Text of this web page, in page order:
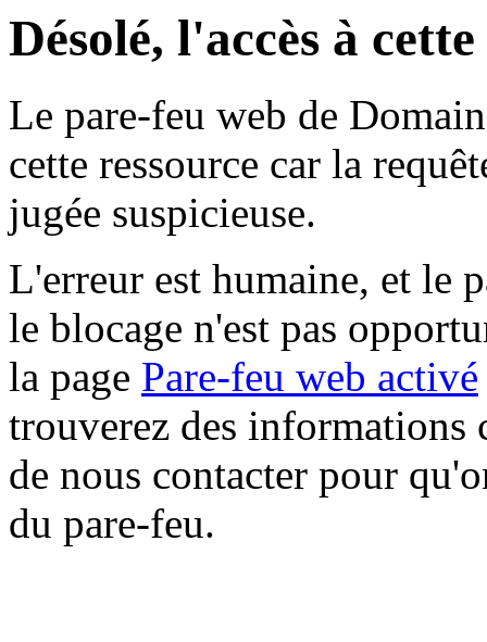
Désolé, l'accès à
Le pare-feu web de
cette ressource car la
jugée suspicieuse.
L'erreur est humaine, et le
le blocage n'est pas
la page Pare-feu web activé
trouverez des informations
de nous contacter pour
du pare-feu.